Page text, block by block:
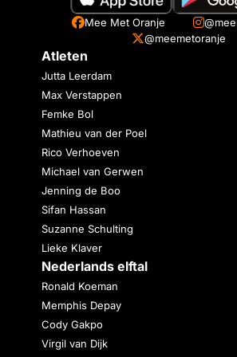
Mee Met Oranje
@meemetoranje
Atleten
Jutta Leerdam
Max Verstappen
Femke Bol
Mathieu van der Poel
Rico Verhoeven
Michael van Gerwen
Jenning de Boo
Sifan Hassan
Suzanne Schulting
Lieke Klaver
Nederlands elftal
Ronald Koeman
Memphis Depay
Cody Gakpo
Virgil van Dijk